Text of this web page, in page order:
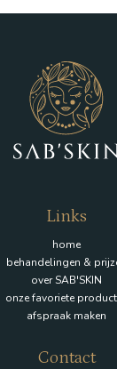
Links
home
behandelingen &
over SAB'SKIN
onze favoriete
afspraak maken
Contact